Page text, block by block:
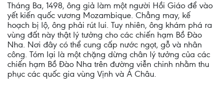
Tháng Ba, 1498, ông giả làm một người Hồi Giáo để vào
yết kiến quốc vương Mozambique. Chẳng may, kế
hoạch bị lộ, ông phải rút lui. Tuy nhiên, ông khám phá ra
vùng đất này thật lý tưởng cho các chiến hạm Bồ Đào
Nha. Nơi đây có thể cung cấp nước ngọt, gỗ và nhân
công. Tóm lại là một chặng dừng chân lý tưởng của các
chiến hạm Bồ Đào Nha trên đường viễn chinh nhằm thu
phục các quốc gia vùng Vịnh và Á Châu.